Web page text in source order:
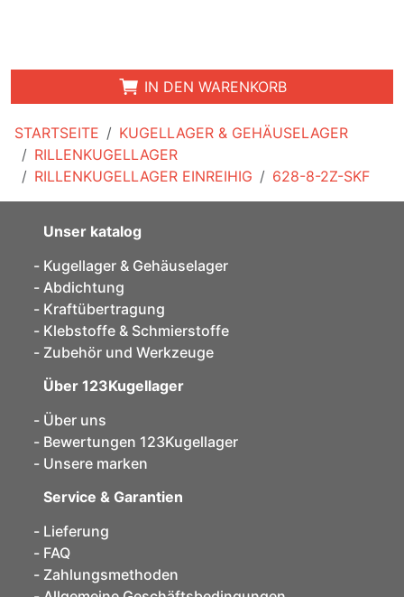
STARTSEITE
KUGELLAGER & GEHÄUSELAGER
RILLENKUGELLAGER
RILLENKUGELLAGER EINREIHIG
628-8-2Z-SKF
IN DEN WARENKORB
Unser katalog
Kugellager & Gehäuselager
Abdichtung
Kraftübertragung
Klebstoffe & Schmierstoffe
Zubehör und Werkzeuge
Über 123Kugellager
Über uns
Bewertungen 123Kugellager
Unsere marken
Service & Garantien
Lieferung
FAQ
Zahlungsmethoden